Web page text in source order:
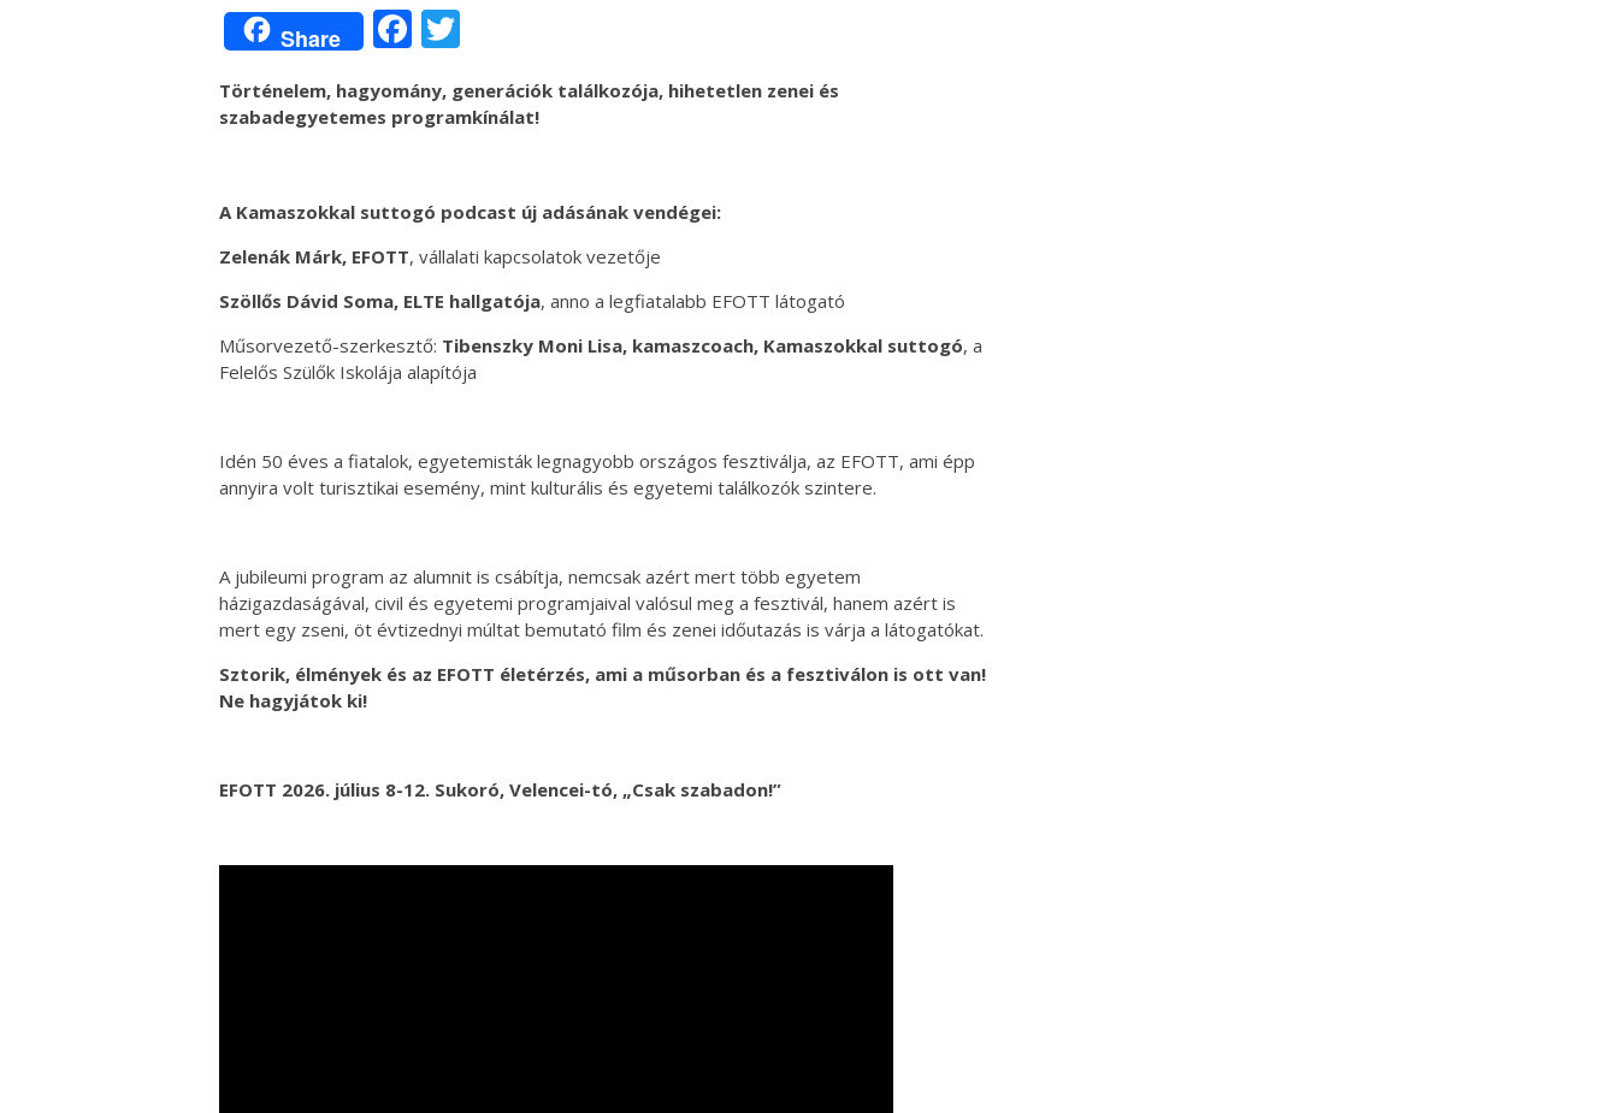
Share Facebook
Történelem, hagyomány, generációk találkozója, hihetetlen zenei és
szabadegyetemes programkínálat!
A Kamaszokkal suttogó podcast új adásának vendégei:
Zelenák Márk, EFOTT, vállalati kapcsolatok vezetője
Szöllős Dávid Soma, ELTE hallgatója, anno a legfiatalabb EFOTT látogató
Műsorvezető-szerkesztő: Tibenszky Moni Lisa, kamaszcoach, Kamaszokkal suttogó, a
Felelős Szülők Iskolája alapítója
Idén 50 éves a fiatalok, egyetemisták legnagyobb országos fesztiválja, az EFOTT, ami épp
annyira volt turisztikai esemény, mint kulturális és egyetemi találkozók szintere.
A jubileumi program az alumnit is csábítja, nemcsak azért mert több egyetem
házigazdaságával, civil és egyetemi programjaival valósul meg a fesztivál, hanem azért is
mert egy zseni, öt évtizednyi múltat bemutató film és zenei időutazás is várja a látogatókat.
Sztorik, élmények és az EFOTT életérzés, ami a műsorban és a fesztiválon is ott van!
Ne hagyjátok ki!
EFOTT 2026. július 8-12. Sukoró, Velencei-tó, „Csak szabadon!”